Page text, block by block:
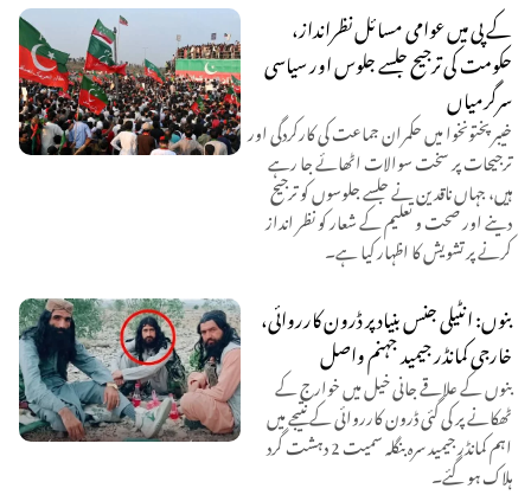
کے پی میں عوامی مسائل نظرانداز،
حکومت کی ترجیح جلسے جلوس اور سیاسی
سرگرمیاں
خیبر پختونخوا میں حکمران جماعت کی کارکردگی اور
ترجیحات پر سخت سوالات اٹھائے جا رہے
ہیں، جہاں ناقدین نے جلسے جلوسوں کو ترجیح
دینے اور صحت و تعلیم کے شعار کو نظر انداز
کرنے پر تشویش کا اظہار کیا ہے۔
بنوں: انٹیلی جنس بنیاد پر ڈرون کارروائی،
خارجی کمانڈر جیمید جہنم واصل
بنوں کے علاقے جانی خیل میں خوارج کے
ٹھکانے پر کی گئی ڈرون کارروائی کے نتیجے میں
اہم کمانڈر جیمید سرہ بنگلہ سمیت 2 دہشت گرد
ہلاک ہو گئے۔